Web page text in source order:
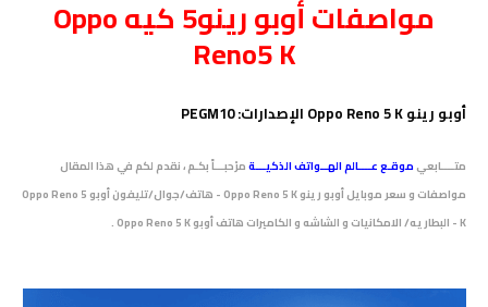
مواصفاتأوبو رينو5 كيه Oppo
Reno5 K
أوبو رينو Oppo Reno 5 K الإصدارات: PEGM10
متــــابعيموقـع عــــالم الهــواتف الذكيـــةمرْحبـــاً بكـم ، نقدم لكم في هذا المقال
مواصفات و سعر موبايل أوبو رينو Oppo Reno 5 K - هاتف/جوال/تليفون أوبو Oppo Reno 5
K - البطاريه/ الامكانيات و الشاشه و الكاميرات هاتف أوبو Oppo Reno 5 K .